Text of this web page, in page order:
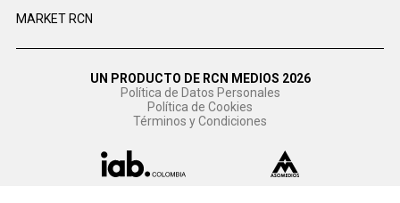
MARKET RCN
UN PRODUCTO DE RCN MEDIOS 2026
Política de Datos Personales
Política de Cookies
Términos y Condiciones